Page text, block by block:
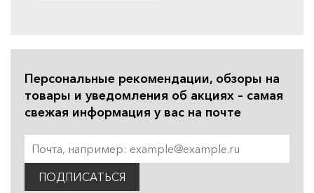
Персональные рекомендации, обзоры на
товары и уведомления об акциях – самая
свежая информация у вас на почте
ПОДПИСАТЬСЯ